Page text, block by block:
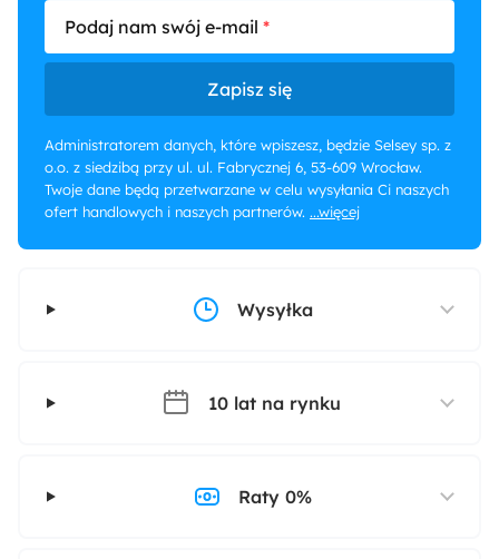
Podaj nam swój e-mail
Zapisz się
Administratorem danych, które wpiszesz, będzie Selsey sp. z
o.o. z siedzibą przy ul. ul. Fabrycznej 6, 53-609 Wrocław.
Twoje dane będą przetwarzane w celu wysyłania Ci naszych
ofert handlowych i naszych partnerów. ...więcej
Wysyłka
10 lat na rynku
Raty 0%